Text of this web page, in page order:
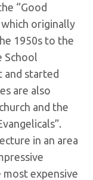
“Good
originally
1950s to the
School
and started
are also
and the
in an area
expensive